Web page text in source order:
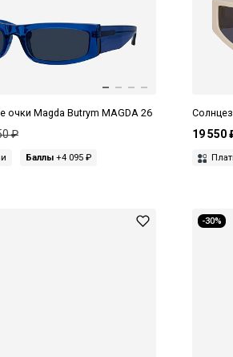
очки Magda Butrym MAGDA 26
₽
Баллы +4 095 ₽
19 550
-30%